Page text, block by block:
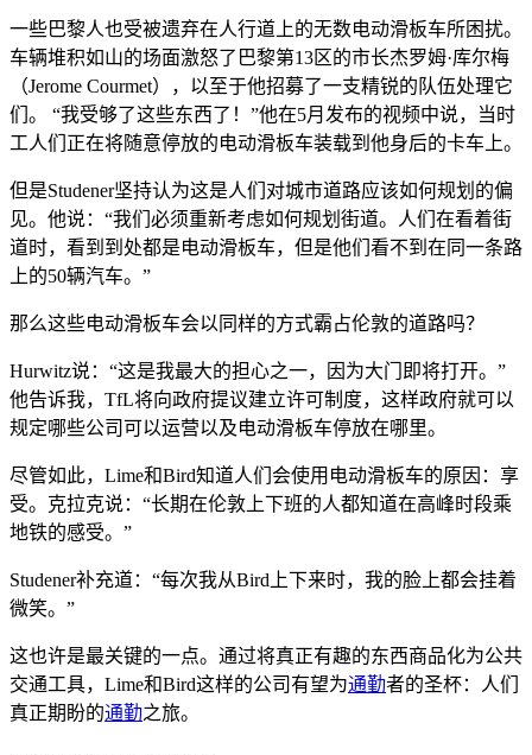
一些巴黎人也受被遗弃在人行道上的无数电动滑板车所困扰。
车辆堆积如山的场面激怒了巴黎第13区的市长杰罗姆·库尔梅
（Jerome Courmet），以至于他招募了一支精锐的队伍处理它
们。 “我受够了这些东西了！”他在5月发布的视频中说，当时
工人们正在将随意停放的电动滑板车装载到他身后的卡车上。
但是Studener坚持认为这是人们对城市道路应该如何规划的偏
见。他说：“我们必须重新考虑如何规划街道。人们在看着街
道时，看到到处都是电动滑板车，但是他们看不到在同一条路
上的50辆汽车。”
那么这些电动滑板车会以同样的方式霸占伦敦的道路吗？
Hurwitz说：“这是我最大的担心之一，因为大门即将打开。”
他告诉我，TfL将向政府提议建立许可制度，这样政府就可以
规定哪些公司可以运营以及电动滑板车停放在哪里。
尽管如此，Lime和Bird知道人们会使用电动滑板车的原因：享
受。克拉克说：“长期在伦敦上下班的人都知道在高峰时段乘
地铁的感受。”
Studener补充道：“每次我从Bird上下来时，我的脸上都会挂着
微笑。”
这也许是最关键的一点。通过将真正有趣的东西商品化为公共
交通工具，Lime和Bird这样的公司有望为通勤者的圣杯：人们
真正期盼的通勤之旅。